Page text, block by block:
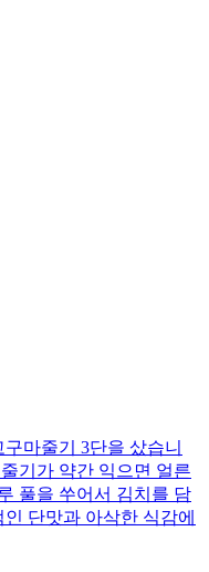
마줄기 3단을 샀습니
기가 약간 익으면 얼른
풀을 쑤어서 김치를 담
단맛과 아삭한 식감에